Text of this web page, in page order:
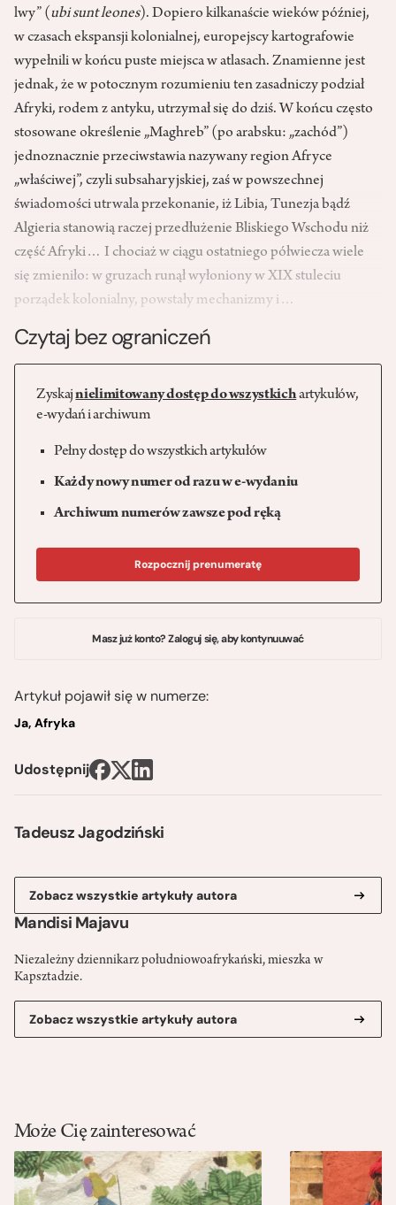
Tadeusz Jagodziński
Zobacz wszystkie artykuły autora
Mandisi Majavu
Niezależny dziennikarz południowoafrykański, mieszka w
Kapsztadzie.
Zobacz wszystkie artykuły autora
lwy” (ubi sunt leones). Dopiero kilkanaście wieków później,
w czasach ekspansji kolonialnej, europejscy kartografowie
wypełnili w końcu puste miejsca w atlasach. Znamienne jest
jednak, że w potocznym rozumieniu ten zasadniczy podział
Afryki, rodem z antyku, utrzymał się do dziś. W końcu często
stosowane określenie „Maghreb” (po arabsku: „zachód”)
jednoznacznie przeciwstawia nazywany region Afryce
„właściwej”, czyli subsaharyjskiej, zaś w powszechnej
świadomości utrwala przekonanie, iż Libia, Tunezja bądź
Algieria stanowią raczej przedłużenie Bliskiego Wschodu niż
część Afryki… I chociaż w ciągu ostatniego półwiecza wiele
się zmieniło: w gruzach runął wyłoniony w XIX stuleciu
porządek kolonialny, powstały mechanizmy i…
Czytaj bez ograniczeń
Zyskajnielimitowany dostęp do wszystkichartykułów,
e-wydań i archiwum
Pełny dostęp do wszystkich artykułów
Każdy nowy numer od razu w e-wydaniu
Archiwum numerów zawsze pod ręką
Rozpocznij prenumeratę
Masz już konto? Zaloguj się, aby kontynuuwać
Artykuł pojawił się w numerze:
Ja, Afryka
Udostępnij
Może Cię zainteresować